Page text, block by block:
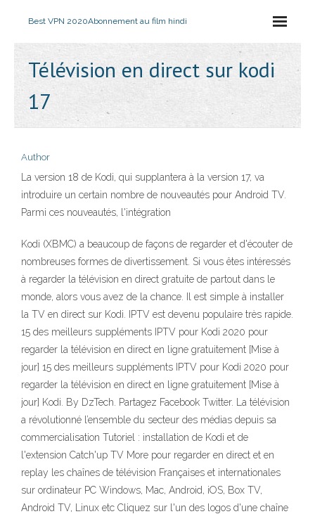
Best VPN 2020Abonnement au film hindi
Télévision en direct sur kodi
17
Author
La version 18 de Kodi, qui supplantera à la version 17, va
introduire un certain nombre de nouveautés pour Android TV.
Parmi ces nouveautés, l'intégration
Kodi (XBMC) a beaucoup de façons de regarder et d'écouter de
nombreuses formes de divertissement. Si vous êtes intéressés
à regarder la télévision en direct gratuite de partout dans le
monde, alors vous avez de la chance. Il est simple à installer
la TV en direct sur Kodi. IPTV est devenu populaire très rapide.
15 des meilleurs suppléments IPTV pour Kodi 2020 pour
regarder la télévision en direct en ligne gratuitement [Mise à
jour] 15 des meilleurs suppléments IPTV pour Kodi 2020 pour
regarder la télévision en direct en ligne gratuitement [Mise à
jour] Kodi. By DzTech. Partagez Facebook Twitter. La télévision
a révolutionné l’ensemble du secteur des médias depuis sa
commercialisation Tutoriel : installation de Kodi et de
l'extension Catch'up TV More pour regarder en direct et en
replay les chaînes de télévision Françaises et internationales
sur ordinateur PC Windows, Mac, Android, iOS, Box TV,
Android TV, Linux etc Cliquez sur l'un des logos d'une chaîne